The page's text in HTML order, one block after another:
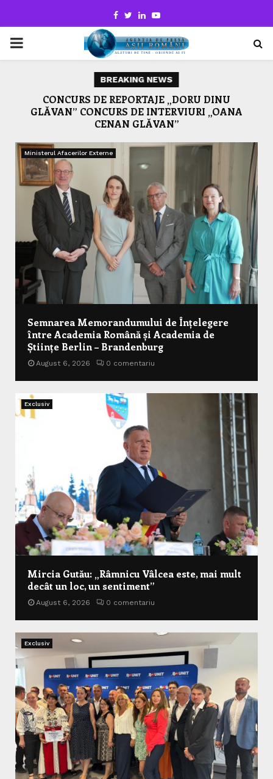
Facebook
TwitterLinkedinYoutube
PRIMARY
BREAKING NEWS
CONCURS DE REPORTAJE „DORU DINU
GLĂVAN” CONCURS DE INTERVIURI „OANA
CENAN GLĂVAN”
Cea de-a VI-a ediție a Olimpiadei de Benzi
Desenate și-a desemnat câștigătorii
Ministerul Afacerilor Externe
Semnarea Memorandumului de Înțelegere
între Academia Română și Academia de
Științe Berlin – Brandenburg
August 6, 2026 0 comentariu
Exclusiv
Mircia Gutău: „Râmnicu Vâlcea este, mai mult
decât un loc, un sentiment”
August 6, 2026 0 comentariu
Exclusiv